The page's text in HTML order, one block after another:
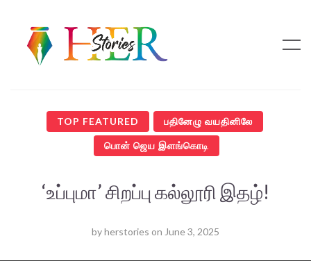
TOP FEATURED பதினேழு வயதினிலே
பொன் ஜெய இளங்கொடி
‘உப்புமா’ சிறப்பு கல்லூரி இதழ்!
byherstories on June 3, 2025